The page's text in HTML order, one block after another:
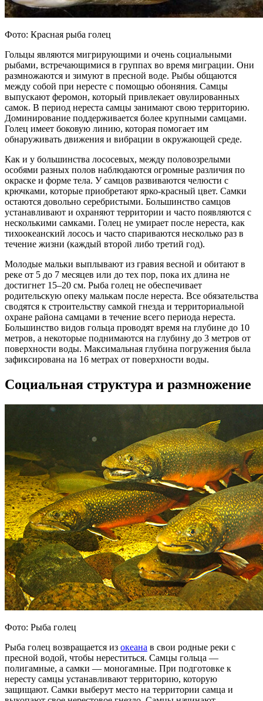
Фото: Красная рыба голец
Гольцы являются мигрирующими и очень социальными
рыбами, встречающимися в группах во время миграции. Они
размножаются и зимуют в пресной воде. Рыбы общаются
между собой при нересте с помощью обоняния. Самцы
выпускают феромон, который привлекает овулированных
самок. В период нереста самцы занимают свою территорию.
Доминирование поддерживается более крупными самцами.
Голец имеет боковую линию, которая помогает им
обнаруживать движения и вибрации в окружающей среде.
Как и у большинства лососевых, между половозрелыми
особями разных полов наблюдаются огромные различия по
окраске и форме тела. У самцов развиваются челюсти с
крючками, которые приобретают ярко-красный цвет. Самки
остаются довольно серебристыми. Большинство самцов
устанавливают и охраняют территории и часто появляются с
несколькими самками. Голец не умирает после нереста, как
тихоокеанский лосось и часто спариваются несколько раз в
течение жизни (каждый второй либо третий год).
Молодые мальки выплывают из гравия весной и обитают в
реке от 5 до 7 месяцев или до тех пор, пока их длина не
достигнет 15–20 см. Рыба голец не обеспечивает
родительскую опеку малькам после нереста. Все обязательства
сводятся к строительству самкой гнезда и территориальной
охране района самцами в течение всего периода нереста.
Большинство видов гольца проводят время на глубине до 10
метров, а некоторые поднимаются на глубину до 3 метров от
поверхности воды. Максимальная глубина погружения была
зафиксирована на 16 метрах от поверхности воды.
Социальная структура и размножение
Фото: Рыба голец
Рыба голец возвращается из океана в свои родные реки с
пресной водой, чтобы нереститься. Самцы гольца —
полигамные, а самки — моногамные. При подготовке к
нересту самцы устанавливают территорию, которую
защищают. Самки выберут место на территории самца и